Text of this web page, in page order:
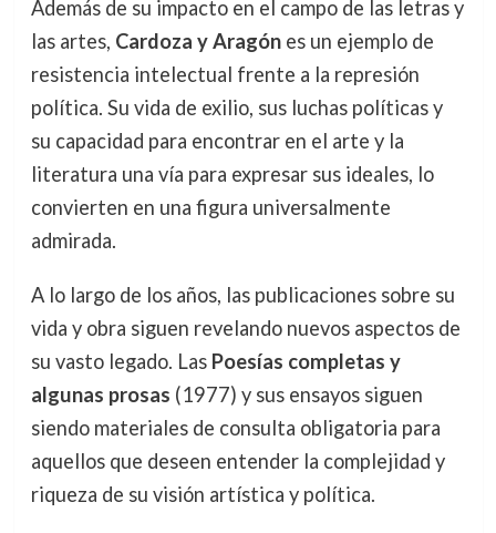
Además de su impacto en el campo de las letras y
las artes, Cardoza y Aragónes un ejemplo de
resistencia intelectual frente a la represión
política. Su vida de exilio, sus luchas políticas y
su capacidad para encontrar en el arte y la
literatura una vía para expresar sus ideales, lo
convierten en una figura universalmente
admirada.
A lo largo de los años, las publicaciones sobre su
vida y obra siguen revelando nuevos aspectos de
su vasto legado. Las Poesías completas y
algunas prosas (1977) y sus ensayos siguen
siendo materiales de consulta obligatoria para
aquellos que deseen entender la complejidad y
riqueza de su visión artística y política.